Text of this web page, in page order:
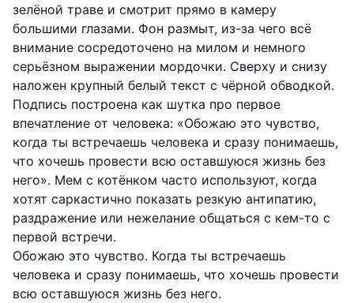
зелёной траве и смотрит прямо в камеру
большими глазами. Фон размыт, из-за чего всё
внимание сосредоточено на милом и немного
серьёзном выражении мордочки. Сверху и снизу
наложен крупный белый текст с чёрной обводкой.
Подпись построена как шутка про первое
впечатление от человека: «Обожаю это чувство,
когда ты встречаешь человека и сразу понимаешь,
что хочешь провести всю оставшуюся жизнь без
него». Мем с котёнком часто используют, когда
хотят саркастично показать резкую антипатию,
раздражение или нежелание общаться с кем-то с
первой встречи.
Обожаю это чувство. Когда ты встречаешь
человека и сразу понимаешь, что хочешь провести
всю оставшуюся жизнь без него.